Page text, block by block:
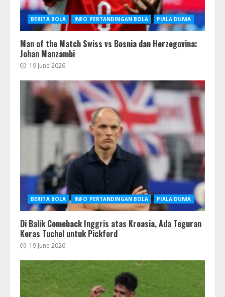
BERITA BOLA INFO PERTANDINGAN BOLA PIALA DUNIA
Man of the Match Swiss vs Bosnia dan Herzegovina:
Johan Manzambi
19 June 2026
BERITA BOLA INFO PERTANDINGAN BOLA PIALA DUNIA
Di Balik Comeback Inggris atas Kroasia, Ada Teguran
Keras Tuchel untuk Pickford
19 June 2026